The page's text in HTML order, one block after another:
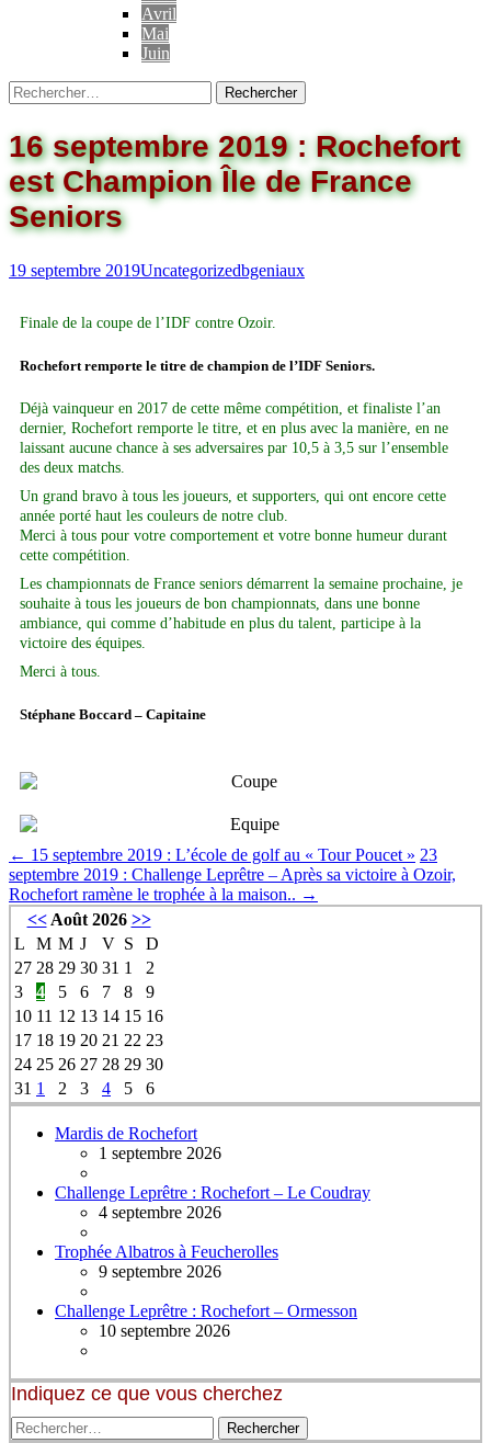
Avril
Mai
Juin
16 septembre 2019 : Rochefort
est Champion Île de France
Seniors
19 septembre 2019Uncategorizedbgeniaux
Finale de la coupe de l’IDF contre Ozoir.
Rochefort remporte le titre de champion de l’IDF Seniors.
Déjà vainqueur en 2017 de cette même compétition, et finaliste l’an
dernier, Rochefort remporte le titre, et en plus avec la manière, en ne
laissant aucune chance à ses adversaires par 10,5 à 3,5 sur l’ensemble
des deux matchs.
Un grand bravo à tous les joueurs, et supporters, qui ont encore cette
année porté haut les couleurs de notre club.
Merci à tous pour votre comportement et votre bonne humeur durant
cette compétition.
Les championnats de France seniors démarrent la semaine prochaine, je
souhaite à tous les joueurs de bon championnats, dans une bonne
ambiance, qui comme d’habitude en plus du talent, participe à la
victoire des équipes.
Merci à tous.
Stéphane Boccard – Capitaine
← 15 septembre 2019 : L’école de golf au « Tour Poucet » 23
septembre 2019 : Challenge Leprêtre – Après sa victoire à Ozoir,
Rochefort ramène le trophée à la maison.. →
<<Août 2026 >>
L
M M J V S
D
27 28 29 30 31 1
2
3
4 5 6 7 8
9
10 11 12 13 14 15 16
17 18 19 20 21 22 23
24 25 26 27 28 29 30
31 1 2 3 4 5 6
Mardis de Rochefort
1 septembre 2026
Challenge Leprêtre : Rochefort – Le Coudray
4 septembre 2026
Trophée Albatros à Feucherolles
9 septembre 2026
Challenge Leprêtre : Rochefort – Ormesson
10 septembre 2026
Indiquez ce que vous cherchez